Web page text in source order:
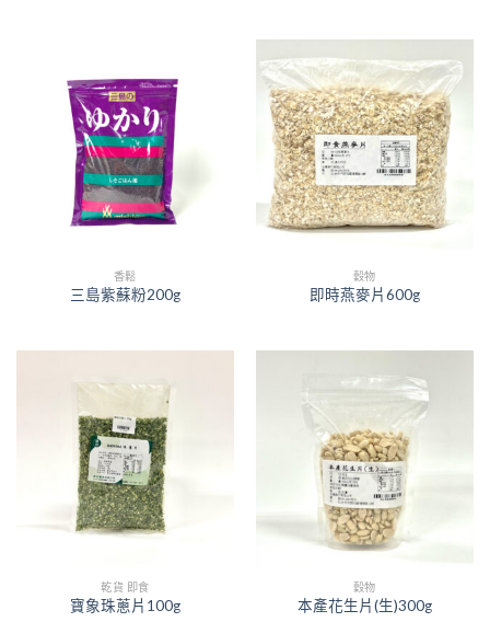
香鬆
三島紫蘇粉200g
穀物
即時燕麥片600g
乾貨 即食
寶象珠蔥片100g
穀物
本產花生片(生)300g